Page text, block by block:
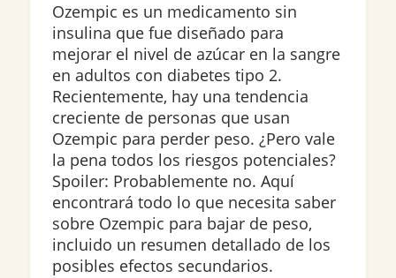
Ozempic es un medicamento sin
insulina que fue diseñado para
mejorar el nivel de azúcar en la sangre
en adultos con diabetes tipo 2.
Recientemente, hay una tendencia
creciente de personas que usan
Ozempic para perder peso. ¿Pero vale
la pena todos los riesgos potenciales?
Spoiler: Probablemente no. Aquí
encontrará todo lo que necesita saber
sobre Ozempic para bajar de peso,
incluido un resumen detallado de los
posibles efectos secundarios.